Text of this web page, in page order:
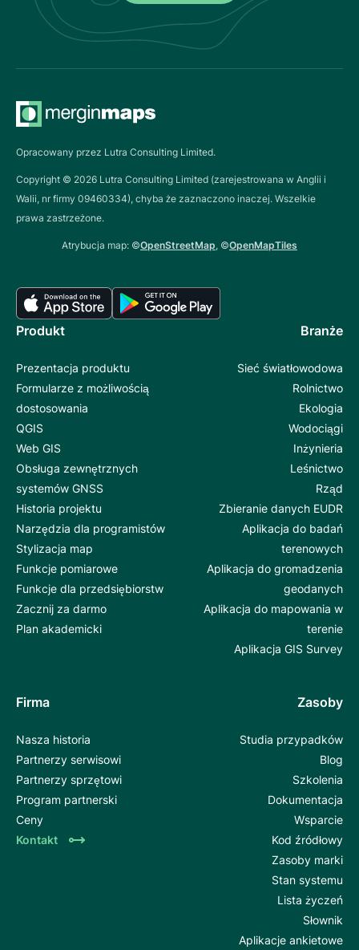
Opracowany przez Lutra Consulting Limited.
Copyright © 2026 Lutra Consulting Limited (zarejestrowana w Anglii i
Walii, nr firmy 09460334), chyba że zaznaczono inaczej. Wszelkie
prawa zastrzeżone.
Atrybucja map: ©OpenStreetMap, ©OpenMapTiles
Produkt
Prezentacja produktu
Formularze z możliwością
dostosowania
QGIS
Web GIS
Obsługa zewnętrznych
systemów GNSS
Historia projektu
Narzędzia dla programistów
Stylizacja map
Funkcje pomiarowe
Funkcje dla przedsiębiorstw
Zacznij za darmo
Plan akademicki
Branże
Sieć światłowodowa
Rolnictwo
Ekologia
Wodociągi
Inżynieria
Leśnictwo
Rząd
Zbieranie danych EUDR
Aplikacja do badań
terenowych
Aplikacja do gromadzenia
geodanych
Aplikacja do mapowania w
terenie
Aplikacja GIS Survey
Firma
Nasza historia
Partnerzy serwisowi
Partnerzy sprzętowi
Program partnerski
Ceny
Kontakt
Zasoby
Studia przypadków
Blog
Szkolenia
Dokumentacja
Wsparcie
Kod źródłowy
Zasoby marki
Stan systemu
Lista życzeń
Słownik
Aplikacje ankietowe